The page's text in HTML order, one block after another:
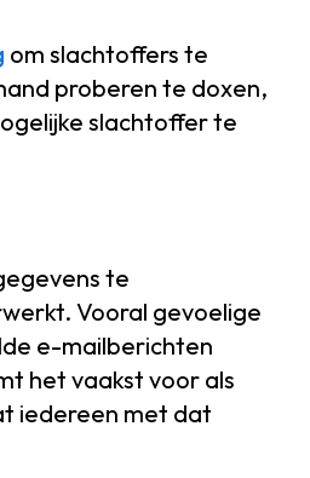
om slachtoffers te
proberen te doxen,
slachtoffer te
te
Vooral gevoelige
e-mailberichten
het vaakst voor als
iedereen met dat